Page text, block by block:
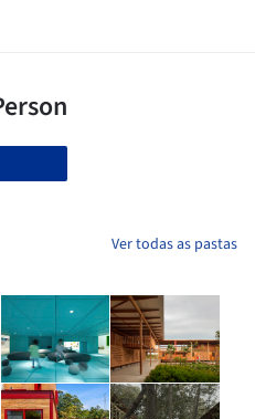
Ver todas as pastas